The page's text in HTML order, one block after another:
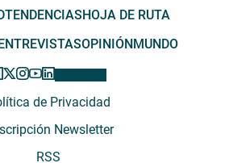
TENDENCIASHOJA DE RUTA
OPINIÓNMUNDO
de Privacidad
Newsletter
RSS